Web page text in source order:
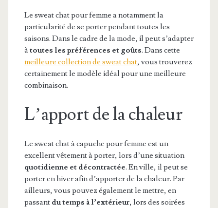
Le sweat chat pour femme a notamment la
particularité de se porter pendant toutes les
saisons. Dans le cadre de la mode, il peut s’adapter
àtoutes les préférences et goûts. Dans cette
meilleure collection de sweat chat, vous trouverez
certainement le modèle idéal pour une meilleure
combinaison.
L’apport de la chaleur
Le sweat chat à capuche pour femme est un
excellent vêtement à porter, lors d’une situation
quotidienne et décontractée. En ville, il peut se
porter en hiver afin d’apporter de la chaleur. Par
ailleurs, vous pouvez également le mettre, en
passant du temps à l’extérieur, lors des soirées